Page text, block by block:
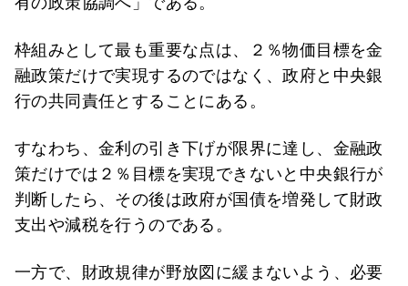
枠組みとして最も重要な点は、２％物価目標を金
融政策だけで実現するのではなく、政府と中央銀
行の共同責任とすることにある。
すなわち、金利の引き下げが限界に達し、金融政
策だけでは２％目標を実現できないと中央銀行が
判断したら、その後は政府が国債を増発して財政
支出や減税を行うのである。
一方で、財政規律が野放図に緩まないよう、必要